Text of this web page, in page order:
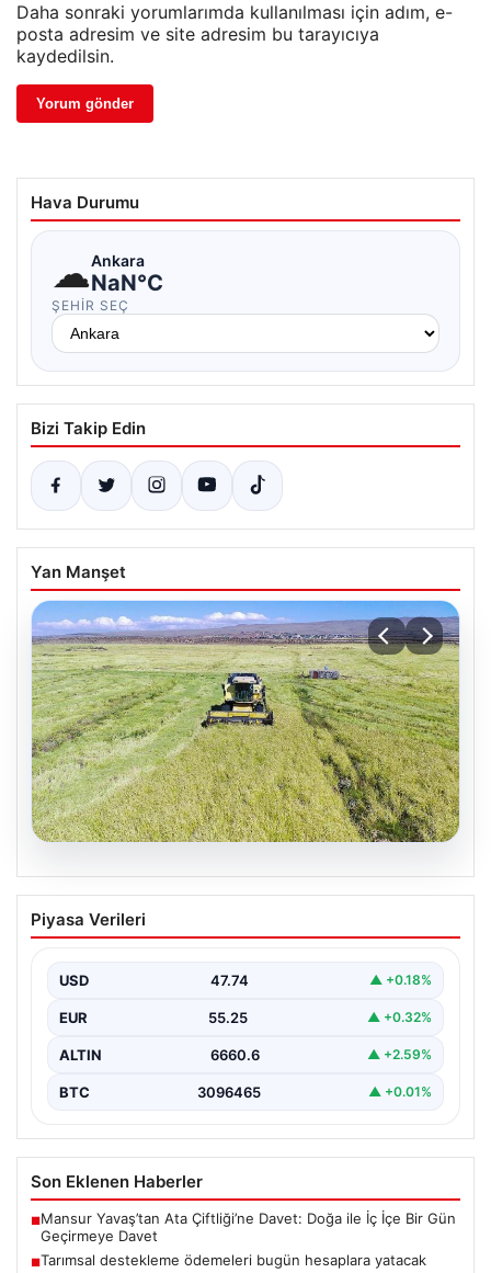
Daha sonraki yorumlarımda kullanılması için adım, e-
posta adresim ve site adresim bu tarayıcıya
kaydedilsin.
Hava Durumu
☁Ankara
NaN°C
ŞEHIR SEÇ
Bizi Takip Edin
Yan Manşet
Tarımsal destekleme ödemeleri bugün
hesaplara yatacak
Piyasa Verileri
USD 47.74 ▲ +0.18%
EUR 55.25 ▲ +0.32%
ALTIN 6660.6 ▲ +2.59%
BTC 3096465 ▲ +0.01%
Son Eklenen Haberler
■Mansur Yavaş’tan Ata Çiftliği’ne Davet: Doğa ile İç İçe Bir Gün
Geçirmeye Davet
■Tarımsal destekleme ödemeleri bugün hesaplara yatacak